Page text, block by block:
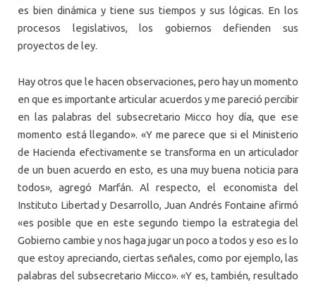
es bien dinámica y tiene sus tiempos y sus lógicas. En los
procesos legislativos, los gobiernos defienden sus
proyectos de ley.
Hay otros que le hacen observaciones, pero hay un momento
en que es importante articular acuerdos y me pareció percibir
en las palabras del subsecretario Micco hoy día, que ese
momento está llegando». «Y me parece que si el Ministerio
de Hacienda efectivamente se transforma en un articulador
de un buen acuerdo en esto, es una muy buena noticia para
todos», agregó Marfán. Al respecto, el economista del
Instituto Libertad y Desarrollo, Juan Andrés Fontaine afirmó
«es posible que en este segundo tiempo la estrategia del
Gobierno cambie y nos haga jugar un poco a todos y eso es lo
que estoy apreciando, ciertas señales, como por ejemplo, las
palabras del subsecretario Micco». «Y es, también, resultado